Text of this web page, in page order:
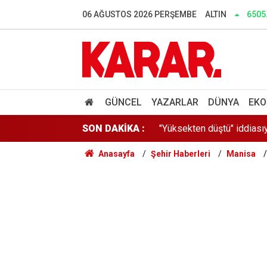
06 AĞUSTOS 2026 PERŞEMBE ALTIN
GÜNCEL YAZARLAR DÜNYA
SON DAKİKA :
Türkiye ve 7 ülke İsrail'i
Elektriği güneşten geçimi
"Yüksekten düştü"
5 kentteki orman
Google'ın yapay zekâ
Anasayfa Şehir Haberleri Manisa